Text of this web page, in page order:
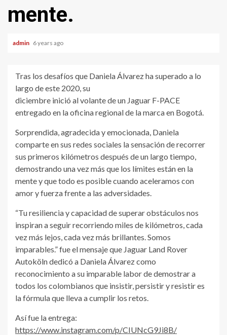
mente.
admin 6 years ago
Tras los desafíos que Daniela Álvarez ha superado a lo
largo de este 2020, su
diciembre inició al volante de un Jaguar F-PACE
entregado en la oficina regional de la marca en Bogotá.
Sorprendida, agradecida y emocionada, Daniela
comparte en sus redes sociales la sensación de recorrer
sus primeros kilómetros después de un largo tiempo,
demostrando una vez más que los límites están en la
mente y que todo es posible cuando aceleramos con
amor y fuerza frente a las adversidades.
“Tu resiliencia y capacidad de superar obstáculos nos
inspiran a seguir recorriendo miles de kilómetros, cada
vez más lejos, cada vez más brillantes. Somos
imparables.” fue el mensaje que Jaguar Land Rover
Autoköln dedicó a Daniela Álvarez como
reconocimiento a su imparable labor de demostrar a
todos los colombianos que insistir, persistir y resistir es
la fórmula que lleva a cumplir los retos.
Así fue la entrega:
https://www.instagram.com/p/CIUNcG9Ji8B/